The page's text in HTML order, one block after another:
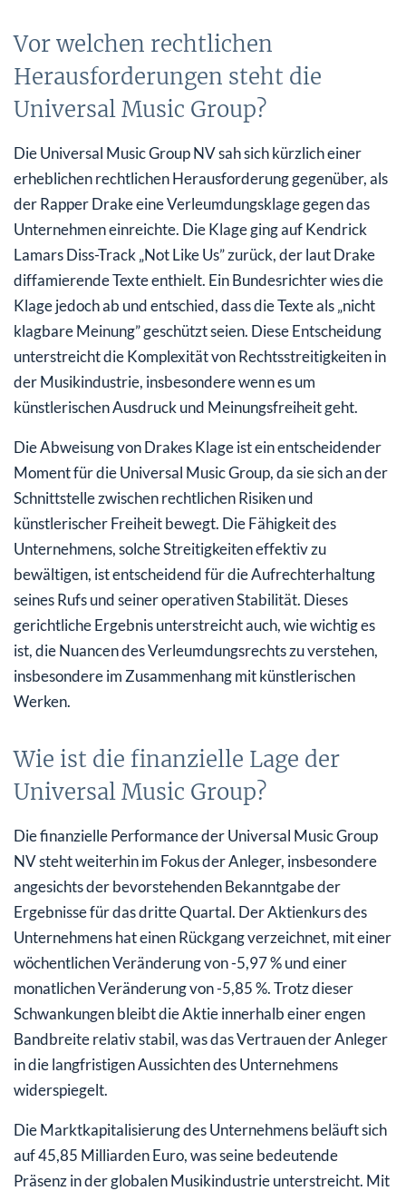
Vor welchen rechtlichen
Herausforderungen steht die
Universal Music Group?
Die Universal Music Group NV sah sich kürzlich einer
erheblichen rechtlichen Herausforderung gegenüber, als
der Rapper Drake eine Verleumdungsklage gegen das
Unternehmen einreichte. Die Klage ging auf Kendrick
Lamars Diss-Track „Not Like Us” zurück, der laut Drake
diffamierende Texte enthielt. Ein Bundesrichter wies die
Klage jedoch ab und entschied, dass die Texte als „nicht
klagbare Meinung” geschützt seien. Diese Entscheidung
unterstreicht die Komplexität von Rechtsstreitigkeiten in
der Musikindustrie, insbesondere wenn es um
künstlerischen Ausdruck und Meinungsfreiheit geht.
Die Abweisung von Drakes Klage ist ein entscheidender
Moment für die Universal Music Group, da sie sich an der
Schnittstelle zwischen rechtlichen Risiken und
künstlerischer Freiheit bewegt. Die Fähigkeit des
Unternehmens, solche Streitigkeiten effektiv zu
bewältigen, ist entscheidend für die Aufrechterhaltung
seines Rufs und seiner operativen Stabilität. Dieses
gerichtliche Ergebnis unterstreicht auch, wie wichtig es
ist, die Nuancen des Verleumdungsrechts zu verstehen,
insbesondere im Zusammenhang mit künstlerischen
Werken.
Wie ist die finanzielle Lage der
Universal Music Group?
Die finanzielle Performance der Universal Music Group
NV steht weiterhin im Fokus der Anleger, insbesondere
angesichts der bevorstehenden Bekanntgabe der
Ergebnisse für das dritte Quartal. Der Aktienkurs des
Unternehmens hat einen Rückgang verzeichnet, mit einer
wöchentlichen Veränderung von -5,97 % und einer
monatlichen Veränderung von -5,85 %. Trotz dieser
Schwankungen bleibt die Aktie innerhalb einer engen
Bandbreite relativ stabil, was das Vertrauen der Anleger
in die langfristigen Aussichten des Unternehmens
widerspiegelt.
Die Marktkapitalisierung des Unternehmens beläuft sich
auf 45,85 Milliarden Euro, was seine bedeutende
Präsenz in der globalen Musikindustrie unterstreicht. Mit